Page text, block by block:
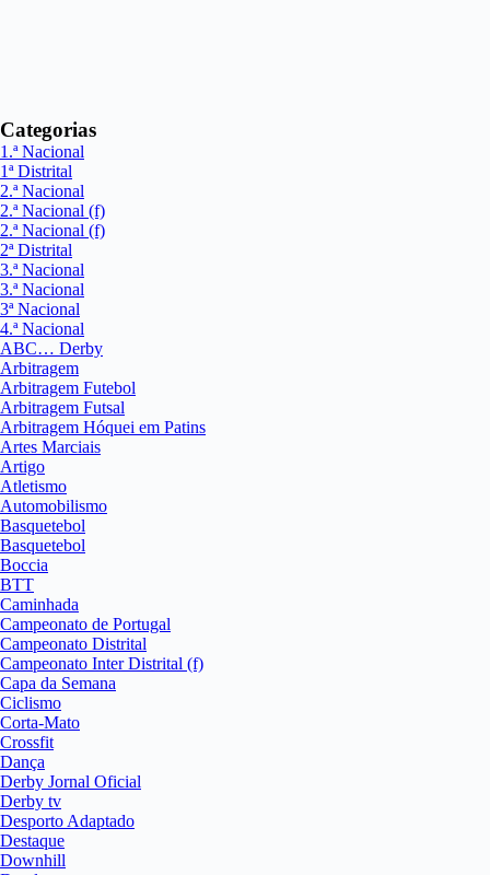
Categorias
1.ª Nacional
1ª Distrital
2.ª Nacional
2.ª Nacional (f)
2.ª Nacional (f)
2ª Distrital
3.ª Nacional
3.ª Nacional
3ª Nacional
4.ª Nacional
ABC… Derby
Arbitragem
Arbitragem Futebol
Arbitragem Futsal
Arbitragem Hóquei em Patins
Artes Marciais
Artigo
Atletismo
Automobilismo
Basquetebol
Basquetebol
Boccia
BTT
Caminhada
Campeonato de Portugal
Campeonato Distrital
Campeonato Inter Distrital (f)
Capa da Semana
Ciclismo
Corta-Mato
Crossfit
Dança
Derby Jornal Oficial
Derby tv
Desporto Adaptado
Destaque
Downhill